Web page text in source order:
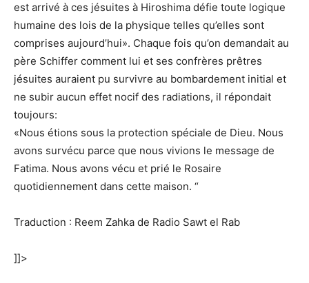
est arrivé à ces jésuites à Hiroshima défie toute logique
humaine des lois de la physique telles qu’elles sont
comprises aujourd’hui». Chaque fois qu’on demandait au
père Schiffer comment lui et ses confrères prêtres
jésuites auraient pu survivre au bombardement initial et
ne subir aucun effet nocif des radiations, il répondait
toujours:
«Nous étions sous la protection spéciale de Dieu. Nous
avons survécu parce que nous vivions le message de
Fatima. Nous avons vécu et prié le Rosaire
quotidiennement dans cette maison. “
Traduction : Reem Zahka de Radio Sawt el Rab
]]>